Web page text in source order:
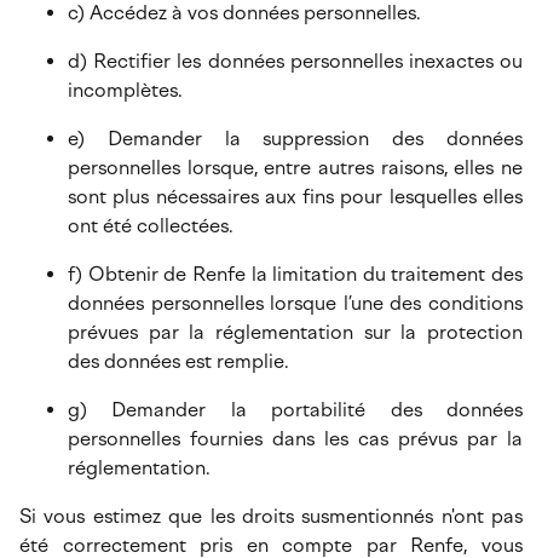
c) Accédez à vos données personnelles.
d) Rectifier les données personnelles inexactes ou
incomplètes.
e) Demander la suppression des données
personnelles lorsque, entre autres raisons, elles ne
sont plus nécessaires aux fins pour lesquelles elles
ont été collectées.
f) Obtenir de Renfe la limitation du traitement des
données personnelles lorsque l’une des conditions
prévues par la réglementation sur la protection
des données est remplie.
g) Demander la portabilité des données
personnelles fournies dans les cas prévus par la
réglementation.
Si vous estimez que les droits susmentionnés n'ont pas
été correctement pris en compte par Renfe, vous